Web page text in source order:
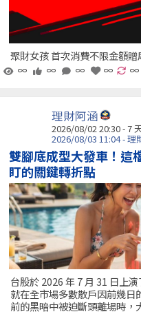
聚財女孩 首次消費不限金額贈
∞
∞ ∞ ∞ ∞
理財阿涵
2026/08/02 20:30 - 7
2026/08/03 11:04 - 理
雙腳底成型大發車！這
盯的關鍵轉折點
台股於 2026 年 7 月 31 日上
就在全市場多數散戶因前幾
前的黑暗中被迫斷頭離場時，